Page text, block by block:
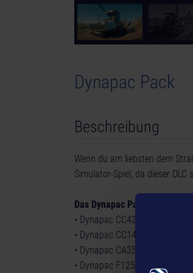
© [Translate to German:]
Dynapac Pack
Beschreibung
Wenn du am liebsten dem
Simulator-Spiel, da dieser
Das Dynapac Pack enthält
• Dynapac CC4200 Vl
• Dynapac CC1400 Vl
• Dynapac CA3500D SEISMIC
• Dynapac F1250CS PLUS